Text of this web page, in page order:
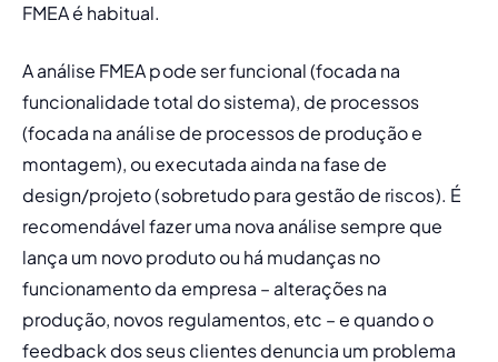
FMEA é habitual.
A análise FMEA pode ser funcional (focada na
funcionalidade total do sistema), de processos
(focada na análise de processos de produção e
montagem), ou executada ainda na fase de
design/projeto (sobretudo para gestão de riscos). É
recomendável fazer uma nova análise sempre que
lança um novo produto ou há mudanças no
funcionamento da empresa – alterações na
produção, novos regulamentos, etc – e quando o
feedback dos seus clientes denuncia um problema